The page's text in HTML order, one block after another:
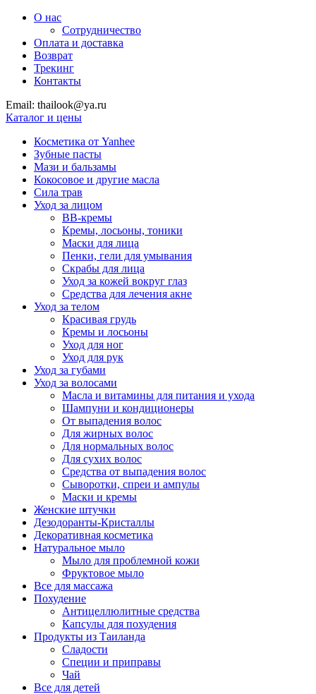
О нас
Сотрудничество
Оплата и доставка
Возврат
Трекинг
Контакты
Email: thailook@ya.ru
Каталог и цены
Косметика от Yanhee
Зубные пасты
Мази и бальзамы
Кокосовое и другие масла
Сила трав
Уход за лицом
BB-кремы
Кремы, лосьоны, тоники
Маски для лица
Пенки, гели для умывания
Скрабы для лица
Уход за кожей вокруг глаз
Средства для лечения акне
Уход за телом
Красивая грудь
Кремы и лосьоны
Уход для ног
Уход для рук
Уход за губами
Уход за волосами
Масла и витамины для питания и ухода
Шампуни и кондиционеры
От выпадения волос
Для жирных волос
Для нормальных волос
Для сухих волос
Средства от выпадения волос
Сыворотки, спреи и ампулы
Маски и кремы
Женские штучки
Дезодоранты-Кристаллы
Декоративная косметика
Натуральное мыло
Мыло для проблемной кожи
Фруктовое мыло
Все для массажа
Похудение
Антицеллюлитные средства
Капсулы для похудения
Продукты из Таиланда
Сладости
Специи и приправы
Чай
Все для детей